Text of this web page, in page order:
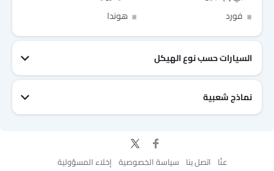
فورد
هوندا
السيارات حسب نوع الهيكل
نماذج شعبية
عنّا اتصل بنا سياسة الخصوصية إخلاء المسؤولية
I have read and agree to theشروط الاستخدامand سياسة
Link Your Google Account